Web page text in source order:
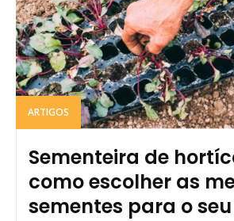
ARTIGOS
Sementeira de
como escolher as
sementes para o